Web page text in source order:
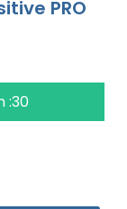
PRO
:30